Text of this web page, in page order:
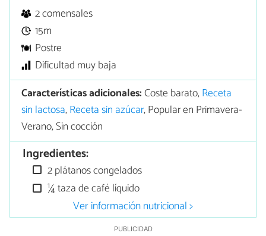
2 comensales
15m
Postre
Dificultad muy baja
Características adicionales:Coste barato,Receta
sin lactosa,Receta sin azúcar, Popular en Primavera-
Verano, Sin cocción
Ingredientes:
2 plátanos congelados
¼ taza de café líquido
Ver información nutricional >